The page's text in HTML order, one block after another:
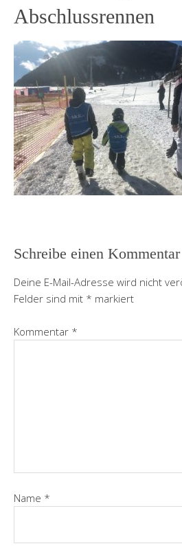
Abschlussrennen
Schreibe einen Kommentar
Deine E-Mail-Adresse wird nicht
Felder sind mit * markiert
Kommentar *
Name *